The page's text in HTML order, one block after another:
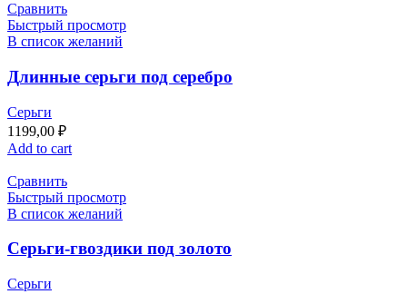
Сравнить
Быстрый просмотр
В список желаний
Длинные серьги под серебро
Серьги
1199,00 ₽
Add to cart
Сравнить
Быстрый просмотр
В список желаний
Серьги-гвоздики под золото
Серьги